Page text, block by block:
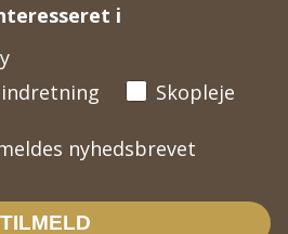
i
Skopleje
nyhedsbrevet
nyhedsbrevet
TILMELD